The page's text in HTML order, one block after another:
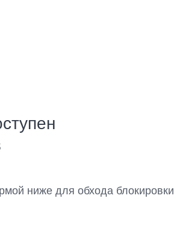
ниже для обхода блокировки